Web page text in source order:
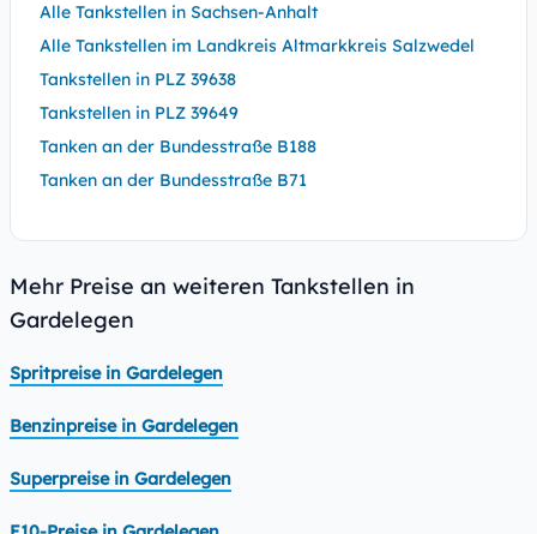
Alle Tankstellen in Sachsen-Anhalt
Alle Tankstellen im Landkreis Altmarkkreis Salzwedel
Tankstellen in PLZ 39638
Tankstellen in PLZ 39649
Tanken an der Bundesstraße B188
Tanken an der Bundesstraße B71
Mehr Preise an weiteren Tankstellen in
Gardelegen
Spritpreise in Gardelegen
Benzinpreise in Gardelegen
Superpreise in Gardelegen